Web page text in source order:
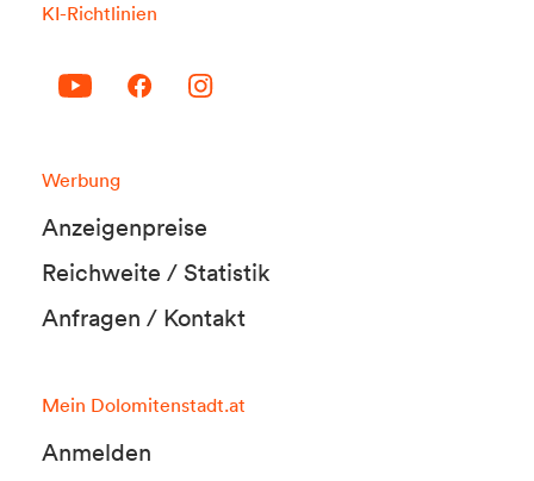
KI-Richtlinien
Werbung
Anzeigenpreise
Reichweite / Statistik
Anfragen / Kontakt
Mein Dolomitenstadt.at
Anmelden